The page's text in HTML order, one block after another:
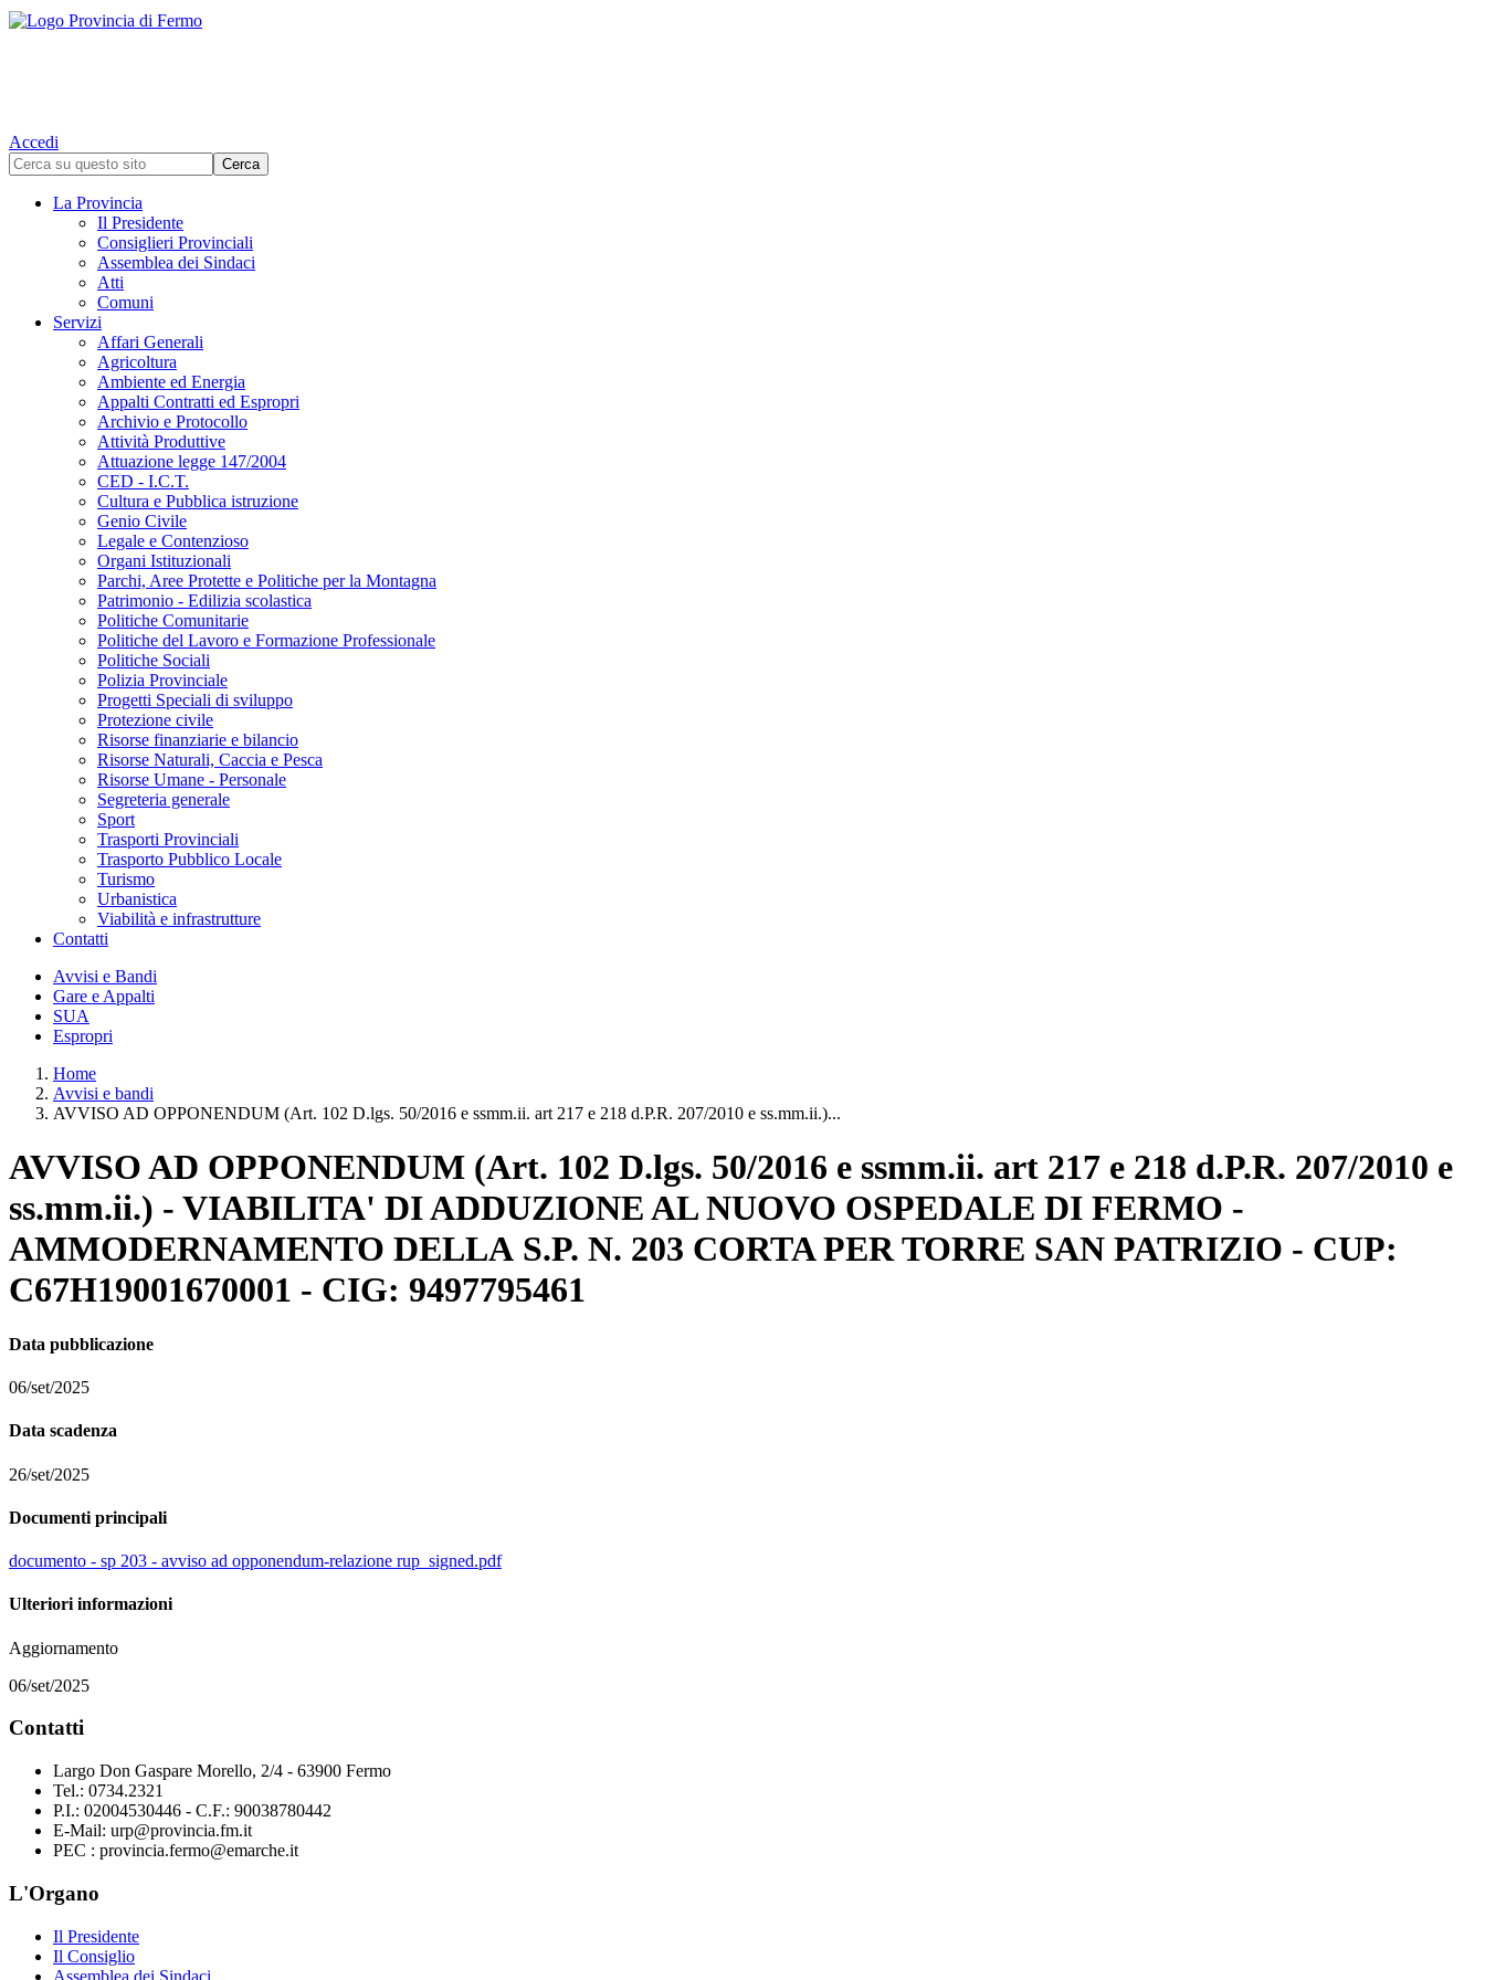
Accedi
La Provincia
Il Presidente
Consiglieri Provinciali
Assemblea dei Sindaci
Atti
Comuni
Servizi
Affari Generali
Agricoltura
Ambiente ed Energia
Appalti Contratti ed Espropri
Archivio e Protocollo
Attività Produttive
Attuazione legge 147/2004
CED - I.C.T.
Cultura e Pubblica istruzione
Genio Civile
Legale e Contenzioso
Organi Istituzionali
Parchi, Aree Protette e Politiche per la Montagna
Patrimonio - Edilizia scolastica
Politiche Comunitarie
Politiche del Lavoro e Formazione Professionale
Politiche Sociali
Polizia Provinciale
Progetti Speciali di sviluppo
Protezione civile
Risorse finanziarie e bilancio
Risorse Naturali, Caccia e Pesca
Risorse Umane - Personale
Segreteria generale
Sport
Trasporti Provinciali
Trasporto Pubblico Locale
Turismo
Urbanistica
Viabilità e infrastrutture
Contatti
Avvisi e Bandi
Gare e Appalti
SUA
Espropri
Home
Avvisi e bandi
AVVISO AD OPPONENDUM (Art. 102 D.lgs. 50/2016 e ssmm.ii. art 217 e 218 d.P.R. 207/2010 e ss.mm.ii.)...
AVVISO AD OPPONENDUM (Art. 102 D.lgs. 50/2016 e ssmm.ii. art 217 e 218 d.P.R. 207/2010 e
ss.mm.ii.) - VIABILITA' DI ADDUZIONE AL NUOVO OSPEDALE DI FERMO -
AMMODERNAMENTO DELLA S.P. N. 203 CORTA PER TORRE SAN PATRIZIO - CUP:
C67H19001670001 - CIG: 9497795461
Data pubblicazione
06/set/2025
Data scadenza
26/set/2025
Documenti principali
documento - sp 203 - avviso ad opponendum-relazione rup_signed.pdf
Ulteriori informazioni
Aggiornamento
06/set/2025
Contatti
Largo Don Gaspare Morello, 2/4 - 63900 Fermo
Tel.: 0734.2321
P.I.: 02004530446 - C.F.: 90038780442
E-Mail: urp@provincia.fm.it
PEC : provincia.fermo@emarche.it
L'Organo
Il Presidente
Il Consiglio
Assemblea dei Sindaci